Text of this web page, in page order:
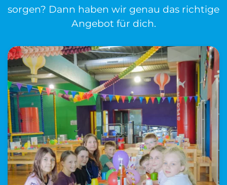
sorgen? Dann haben wir genau das richtige
Angebot für dich.